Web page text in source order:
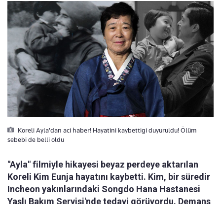
Koreli Ayla'dan aci haber! Hayatini kaybettigi duyuruldu! Ölüm
sebebi de belli oldu
"Ayla" filmiyle hikayesi beyaz perdeye aktarılan
Koreli Kim Eunja hayatını kaybetti. Kim, bir süredir
Incheon yakınlarındaki Songdo Hana Hastanesi
Yaşlı Bakım Servisi'nde tedavi görüyordu. Demans